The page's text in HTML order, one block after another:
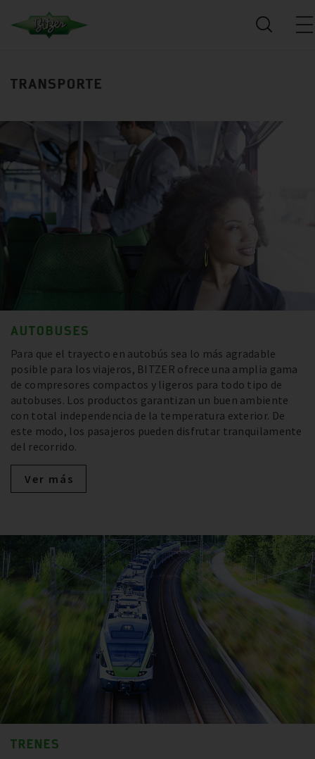
TRANSPORTE
AUTOBUSES
Para que el trayecto en autobús sea lo más agradable
posible para los viajeros, BITZER ofrece una amplia gama
de compresores compactos y ligeros para todo tipo de
autobuses. Los productos garantizan un buen ambiente
con total independencia de la temperatura exterior. De
este modo, los pasajeros pueden disfrutar tranquilamente
del recorrido.
Ver más
TRENES